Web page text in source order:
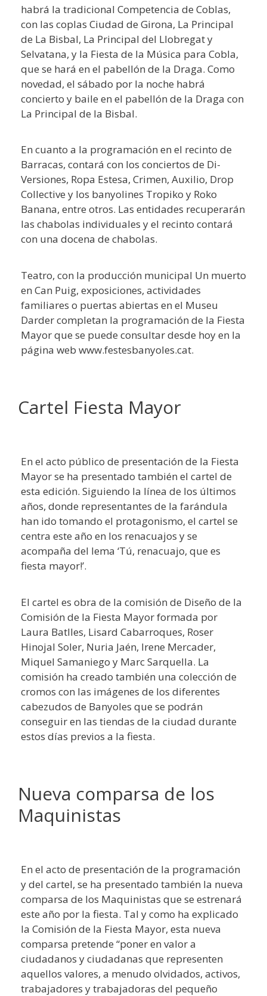
habrá la tradicional Competencia de Coblas,
con las coplas Ciudad de Girona, La Principal
de La Bisbal, La Principal del Llobregat y
Selvatana, y la Fiesta de la Música para Cobla,
que se hará en el pabellón de la Draga. Como
novedad, el sábado por la noche habrá
concierto y baile en el pabellón de la Draga con
La Principal de la Bisbal.
En cuanto a la programación en el recinto de
Barracas, contará con los conciertos de Di-
Versiones, Ropa Estesa, Crimen, Auxilio, Drop
Collective y los banyolines Tropiko y Roko
Banana, entre otros. Las entidades recuperarán
las chabolas individuales y el recinto contará
con una docena de chabolas.
Teatro, con la producción municipal Un muerto
en Can Puig, exposiciones, actividades
familiares o puertas abiertas en el Museu
Darder completan la programación de la Fiesta
Mayor que se puede consultar desde hoy en la
página web www.festesbanyoles.cat.
Cartel Fiesta Mayor
En el acto público de presentación de la Fiesta
Mayor se ha presentado también el cartel de
esta edición. Siguiendo la línea de los últimos
años, donde representantes de la farándula
han ido tomando el protagonismo, el cartel se
centra este año en los renacuajos y se
acompaña del lema ‘Tú, renacuajo, que es
fiesta mayor!’.
El cartel es obra de la comisión de Diseño de la
Comisión de la Fiesta Mayor formada por
Laura Batlles, Lisard Cabarroques, Roser
Hinojal Soler, Nuria Jaén, Irene Mercader,
Miquel Samaniego y Marc Sarquella. La
comisión ha creado también una colección de
cromos con las imágenes de los diferentes
cabezudos de Banyoles que se podrán
conseguir en las tiendas de la ciudad durante
estos días previos a la fiesta.
Nueva comparsa de los
Maquinistas
En el acto de presentación de la programación
y del cartel, se ha presentado también la nueva
comparsa de los Maquinistas que se estrenará
este año por la fiesta. Tal y como ha explicado
la Comisión de la Fiesta Mayor, esta nueva
comparsa pretende “poner en valor a
ciudadanos y ciudadanas que representen
aquellos valores, a menudo olvidados, activos,
trabajadores y trabajadoras del pequeño